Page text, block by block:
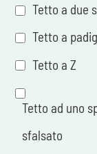
Tetto a due
Tetto a
Tetto a Z
Tetto ad uno
sfalsato